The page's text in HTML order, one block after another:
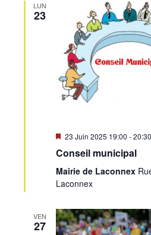
LUN
23
Mis
avant
23 Juin 2025 19:00 -20:30
Conseil municipal
Mairie de Laconnex
Laconnex
VEN
27